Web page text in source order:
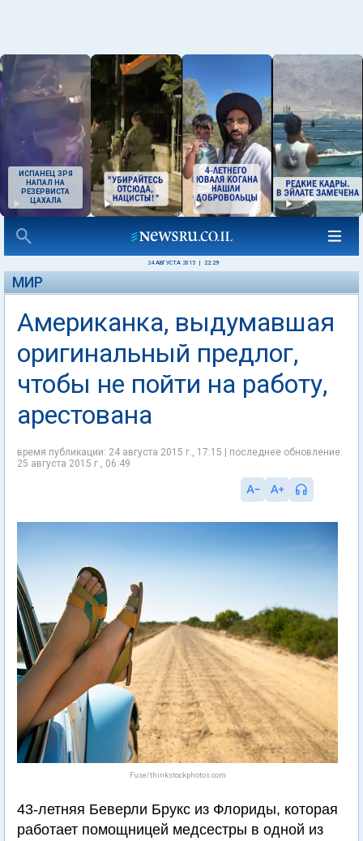
ИСПАНЕЦ ЗРЯ
НАПАЛ НА
РЕЗЕРВИСТА
ЦАХАЛА
24 АВГУСТА 2015 22:29
МИР
Американка, выдумавшая
оригинальный предлог,
чтобы не пойти на работу,
арестована
время публикации: 24 августа 2015 г., 17:15 | последнее обновление:
25 августа 2015 г., 06:49
Fuse/thinkstockphotos.com
43-летняя Беверли Брукс из Флориды, которая
работает помощницей медсестры в одной из